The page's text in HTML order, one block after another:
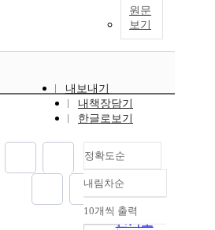
원문
보기
내보내기
내책장담기
한글로보기
정확도순
정확도
순
인기도
내림차순
내림차순
10개씩 출력